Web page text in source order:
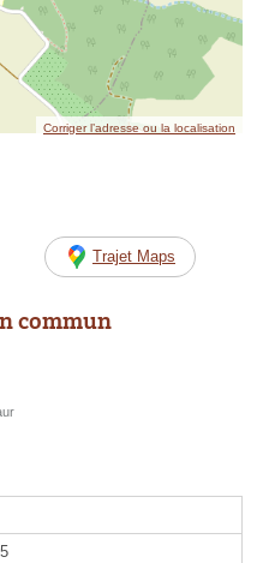
Corriger l’adresse ou la localisation
Trajet Maps
commun